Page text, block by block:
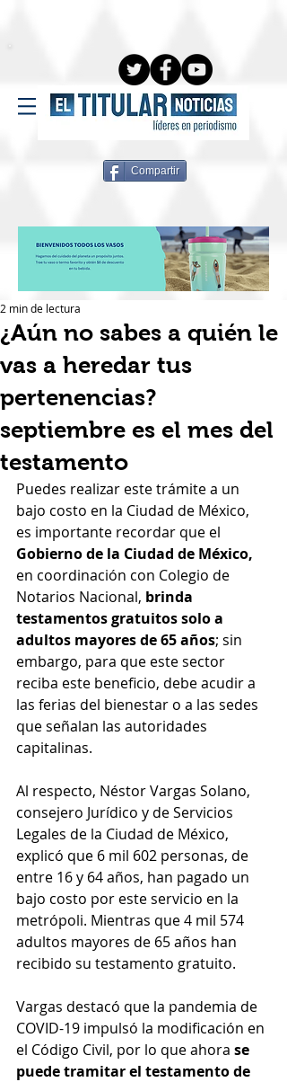
Compartir
¿Aún no sabes a quién le
vas a heredar tus
pertenencias?
septiembre es el mes del
testamento
2 min de lectura
Puedes realizar este trámite a un
bajo costo en la Ciudad de México,
es importante recordar que el
Gobierno de la Ciudad de México,
en coordinación con Colegio de
Notarios Nacional, brinda
testamentos gratuitos solo a
adultos mayores de 65 años; sin
embargo, para que este sector
reciba este beneficio, debe acudir a
las ferias del bienestar o a las sedes
que señalan las autoridades
capitalinas.
Al respecto, Néstor Vargas Solano,
consejero Jurídico y de Servicios
Legales de la Ciudad de México,
explicó que 6 mil 602 personas, de
entre 16 y 64 años, han pagado un
bajo costo por este servicio en la
metrópoli. Mientras que 4 mil 574
adultos mayores de 65 años han
recibido su testamento gratuito.
Vargas destacó que la pandemia de
COVID-19 impulsó la modificación en
el Código Civil, por lo que ahora se
puede tramitar el testamento de